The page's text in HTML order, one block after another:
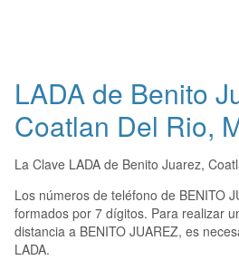
LADA de Benito
Coatlan Del Rio,
La Clave LADA de Benito Juarez,
Los números de teléfono de BENITO
formados por 7 dígitos. Para realizar
distancia a BENITO JUAREZ, es
LADA.